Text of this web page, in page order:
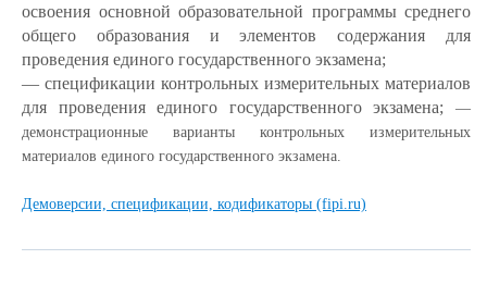
освоения основной образовательной программы среднего
общего образования и элементов содержания для
проведения единого государственного экзамена;
— спецификации контрольных измерительных материалов
для проведения единого государственного экзамена; —
демонстрационные варианты контрольных измерительных
материалов единого государственного экзамена.
Демоверсии, спецификации, кодификаторы (fipi.ru)